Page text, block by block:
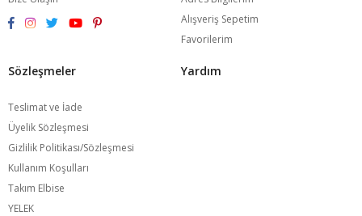
Alışveriş Sepetim
Favorilerim
Sözleşmeler
Teslimat ve İade
Üyelik Sözleşmesi
Gizlilik Politikası/Sözleşmesi
Kullanım Koşulları
Takım Elbise
YELEK
Yardım